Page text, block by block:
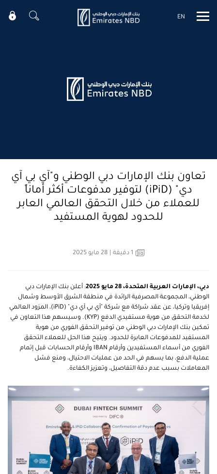
Mobile menu
EN
تعاون بنك الإمارات دبي الوطني و"آي بي آي
دي" (iPiD) لتوفير مدفوعات أكثر أماناً
للعملاء من خلال التحقق العالمي العابر
للحدود لهوية المستفيد
1 دقيقة
دبي، الإمارات العربية المتحدة، 28 مايو 2025
: أعلن بنك الإمارات دبي
الوطني، المجموعة المصرفية الرائدة في منطقة الشرق الأوسط وشمال
إفريقيا وتركيا، عن عقد شراكة مع شركة "آي بي آي دي" (iPiD)، المزود العالمي
لخدمة التحقق من هوية مستفيدي الدفع (KYP). وسيسهم هذا التعاون في
تمكين بنك الإمارات دبي الوطني من توفير التحقق الفوري من هوية
المستفيد للمدفوعات العابرة للحدود. ويتيح هذا الحل للعملاء التحقق
الفوري من أسماء المستفيدين وأرقام IBAN وأرقام الحسابات قبل إتمام
عملية الدفع، بما يسهم في الحد من عمليات الاحتيال، ومنع فشل
المعاملات بسبب عدم دقة التفاصيل، وتعزيز الكفاءة.